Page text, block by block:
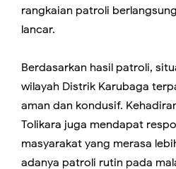
rangkaian patroli
lancar.
Berdasarkan hasil patroli,
wilayah Distrik Karubaga
aman dan kondusif.
Tolikara juga mendapat
masyarakat yang merasa
adanya patroli rutin pada